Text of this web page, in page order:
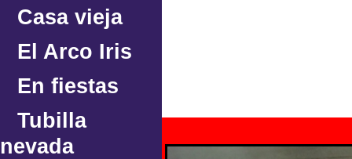
Casa vieja
El Arco Iris
En fiestas
Tubilla
nevada